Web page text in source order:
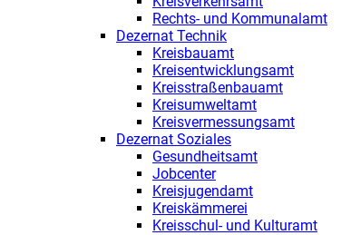
Rechts- und Kommunalamt
Dezernat Technik
Kreisbauamt
Kreisentwicklungsamt
Kreisstraßenbauamt
Kreisumweltamt
Kreisvermessungsamt
Dezernat Soziales
Gesundheitsamt
Jobcenter
Kreisjugendamt
Kreiskämmerei
Kreisschul- und Kulturamt